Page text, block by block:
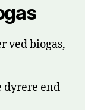
ved biogas,
dyrere end